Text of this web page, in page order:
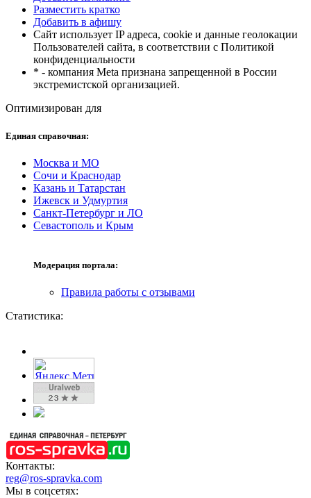
Разместить кратко
Добавить в афишу
Сайт использует IP адреса, cookie и данные геолокации
Пользователей сайта, в соответствии с Политикой
конфиденциальности
* - компания Meta признана запрещенной в России
экстремистской организацией.
Оптимизирован для
Единая справочная:
Москва и МО
Сочи и Краснодар
Казань и Татарстан
Ижевск и Удмуртия
Санкт-Петербург и ЛО
Севастополь и Крым
Модерация портала:
Правила работы с отзывами
Статистика:
Контакты:
reg@ros-spravka.com
Мы в соцсетях: